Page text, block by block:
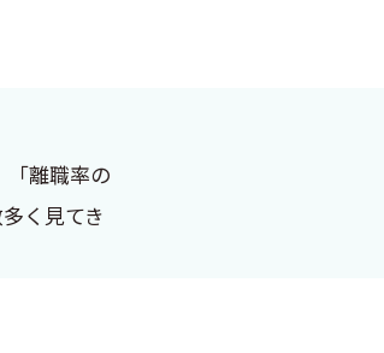
「離職率の
く見てき